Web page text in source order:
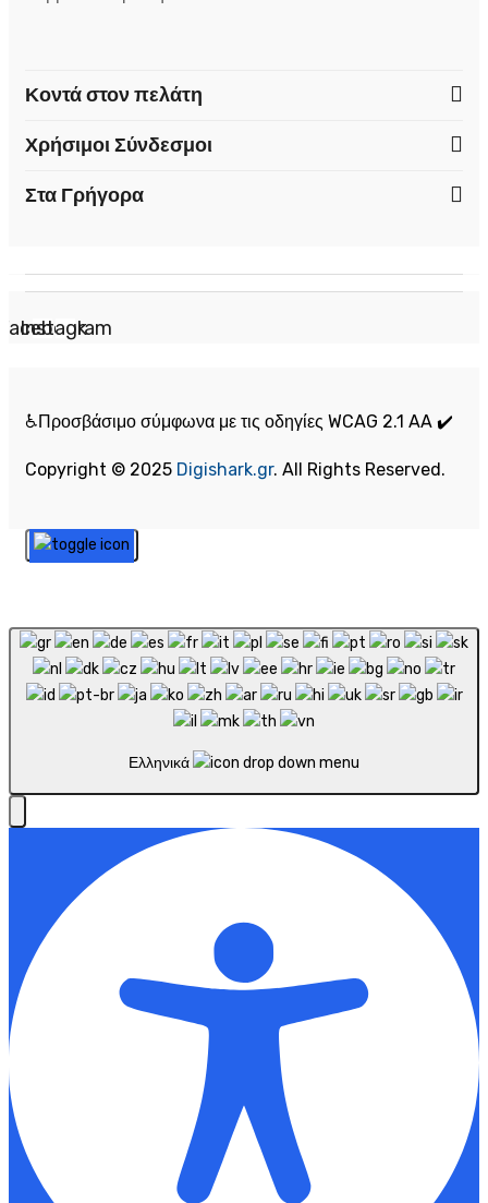
Κοντά στον πελάτη
Χρήσιμοι Σύνδεσμοι
Στα Γρήγορα
Instagram
♿Προσβάσιμο σύμφωνα με τις οδηγίες WCAG 2.1 AA ✔️
Copyright © 2025 Digishark.gr. All Rights Reserved.
Ελληνικά